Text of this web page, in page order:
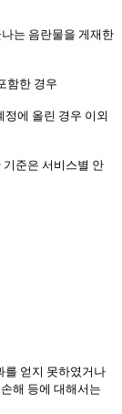
는 음란물을 게재한
함한 경우
에 올린 경우 이외
준은 서비스별 안
얻지 못하였거나
해 등에 대해서는